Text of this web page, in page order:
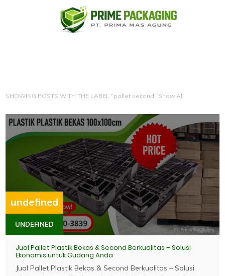
SHOWING POSTS WITH THE LABEL "pallet second" Show All
undefined
UNDEFINED
Jual Pallet Plastik Bekas & Second Berkualitas – Solusi
Ekonomis untuk Gudang Anda
Jual Pallet Plastik Bekas & Second Berkualitas – Solusi